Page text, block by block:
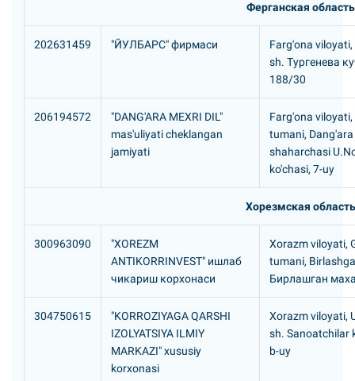
Ферганская область
202631459 "ЙУЛБАРС" фирмаси
Farg'ona
sh. Тургенева
188/30
206194572
"DANG'ARA MEXRI DIL"
mas'uliyati cheklangan
jamiyati
Farg'ona
tumani, Dang'ara
shaharchasi
ko'chasi, 7-uy
Хорезмская область
300963090
"XOREZM
ANTIKORRINVEST" ишлаб
чикариш корхонаси
Xorazm viloyati,
tumani,
Бирлашган
304750615
"KORROZIYAGA QARSHI
IZOLYATSIYA ILMIY
MARKAZI" xususiy
korxonasi
Xorazm viloyati,
sh. Sanoatchilar
b-uy